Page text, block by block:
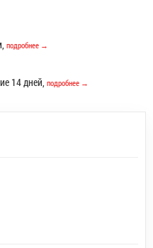
подробнее →
14 дней, подробнее →